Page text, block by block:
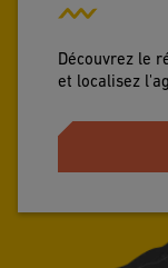
Découvrez le
et localisez